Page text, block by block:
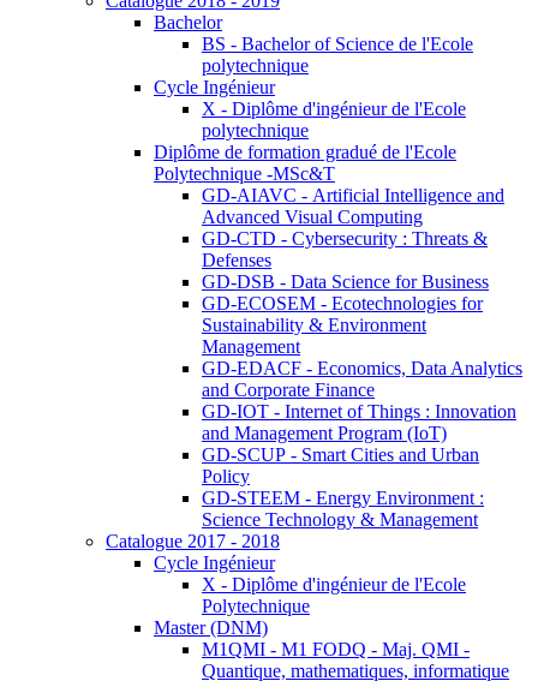
Bachelor
BS - Bachelor of Science de l'Ecole
polytechnique
Cycle Ingénieur
X - Diplôme d'ingénieur de l'Ecole
polytechnique
Diplôme de formation gradué de l'Ecole
Polytechnique -MSc&T
GD-AIAVC - Artificial Intelligence and
Advanced Visual Computing
GD-CTD - Cybersecurity : Threats &
Defenses
GD-DSB - Data Science for Business
GD-ECOSEM - Ecotechnologies for
Sustainability & Environment
Management
GD-EDACF - Economics, Data Analytics
and Corporate Finance
GD-IOT - Internet of Things : Innovation
and Management Program (IoT)
GD-SCUP - Smart Cities and Urban
Policy
GD-STEEM - Energy Environment :
Science Technology & Management
Catalogue 2017 - 2018
Cycle Ingénieur
X - Diplôme d'ingénieur de l'Ecole
Polytechnique
Master (DNM)
M1QMI - M1 FODQ - Maj. QMI -
Quantique, mathematiques, informatique